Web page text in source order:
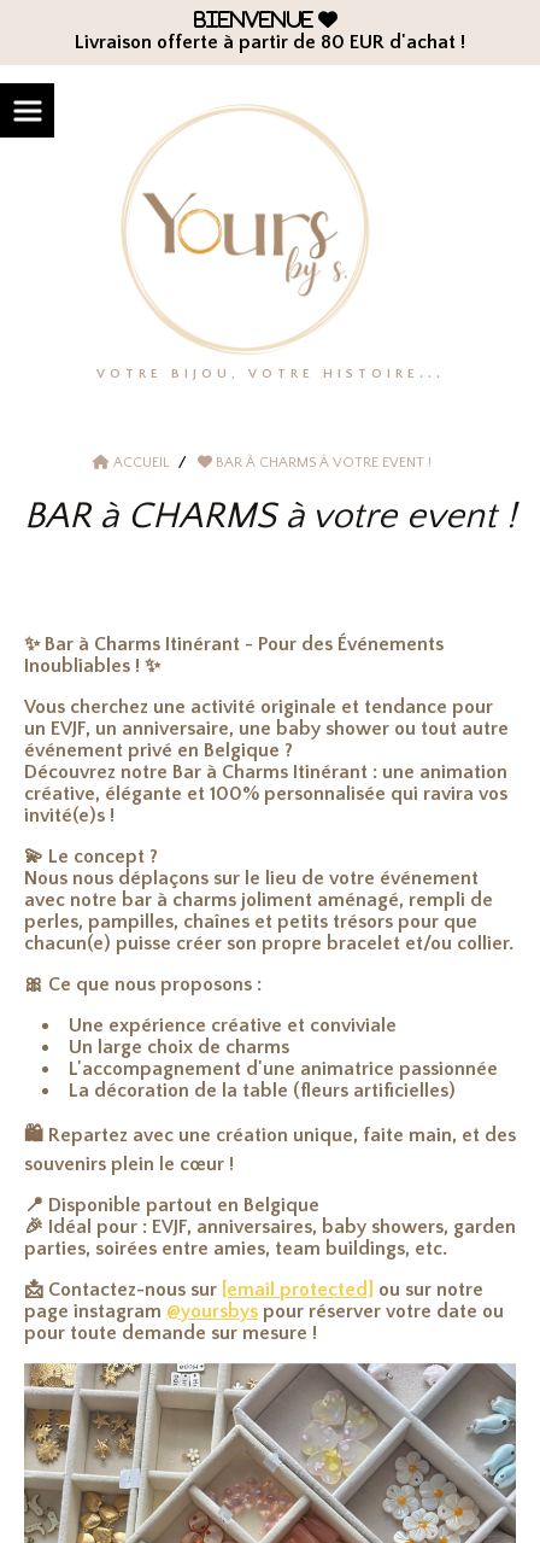
Bienvenue 
Livraison offerte à partir de 80 EUR d'achat !
VOTRE BIJOU, VOTRE HISTOIRE...
ACCUEIL BAR À CHARMS À VOTRE EVENT !
BAR à CHARMS à votre event !
✨ Bar à Charms Itinérant - Pour des Événements
Inoubliables ! ✨
Vous cherchez une activité originale et tendance pour
un EVJF, un anniversaire, une baby shower ou tout autre
événement privé en Belgique ?
Découvrez notre Bar à Charms Itinérant : une animation
créative, élégante et 100% personnalisée qui ravira vos
invité(e)s !
💫 Le concept ?
Nous nous déplaçons sur le lieu de votre événement
avec notre bar à charms joliment aménagé, rempli de
perles, pampilles, chaînes et petits trésors pour que
chacun(e) puisse créer son propre bracelet et/ou collier.
🎀 Ce que nous proposons :
Une expérience créative et conviviale
Un large choix de charms
L'accompagnement d'une animatrice passionnée
La décoration de la table (fleurs artificielles)
🛍️ Repartez avec une création unique, faite main, et des
souvenirs plein le cœur !
📍 Disponible partout en Belgique
🎉 Idéal pour : EVJF, anniversaires, baby showers, garden
parties, soirées entre amies, team buildings, etc.
📩 Contactez-nous sur [email protected] ou sur notre
page instagram @yoursbys pour réserver votre date ou
pour toute demande sur mesure !
Panneau de gestion des cookies